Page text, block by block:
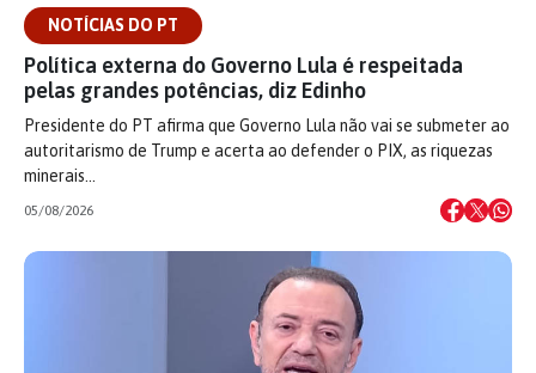
NOTÍCIAS DO PT
Política externa do Governo Lula é respeitada
pelas grandes potências, diz Edinho
Presidente do PT afirma que Governo Lula não vai se submeter ao
autoritarismo de Trump e acerta ao defender o PIX, as riquezas
minerais…
05/08/2026